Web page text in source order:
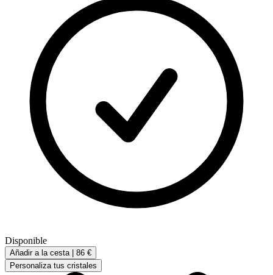
Disponible
Añadir a la cesta | 86 €
Personaliza tus cristales